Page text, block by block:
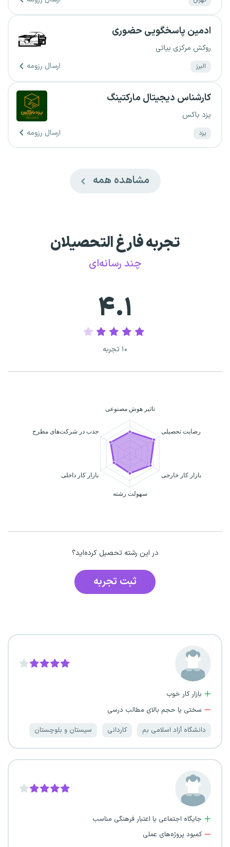
ادمین پاسخگویی حضوری
روکش مرکزی بیاتی
البرز ارسال رزومه
کارشناس دیجیتال مارکتینگ
یزد باکس
یزد ارسال رزومه
مشاهده همه
تجربه فارغ التحصیلان
چند رسانه‌ای
۴.۱
۱۰ تجربه
در این رشته تحصیل کرده‌اید؟
ثبت تجربه
بازار کار خوب
سختی یا حجم بالای مطالب درسی
دانشگاه آزاد اسلامی بم
کاردانی سیستان و بلوچستان
جایگاه اجتماعی یا اعتبار فرهنگی مناسب
کمبود پروژه‌های عملی